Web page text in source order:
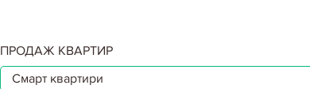
ПРОДАЖ КВАРТИР
Смарт квартири